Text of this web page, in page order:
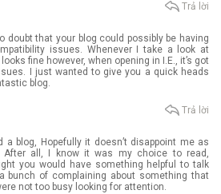
doubt that your blog could possibly be having
issues. Whenever I take a look at
fine however, when opening in I.E., it’s got
I just wanted to give you a quick heads
blog.
Trả lời
a blog, Hopefully it doesn’t disappoint me as
all, I know it was my choice to read,
you would have something helpful to talk
bunch of complaining about something that
not too busy looking for attention.
Trả lời